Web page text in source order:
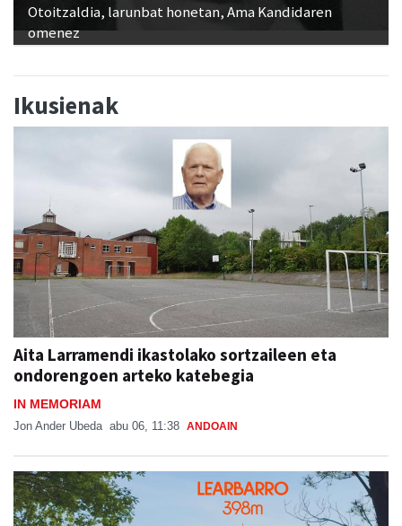
Otoitzaldia, larunbat honetan, Ama Kandidaren
omenez
Ikusienak
Aita Larramendi ikastolako sortzaileen eta
ondorengoen arteko katebegia
IN MEMORIAM
Jon Ander Ubeda abu 06, 11:38 ANDOAIN